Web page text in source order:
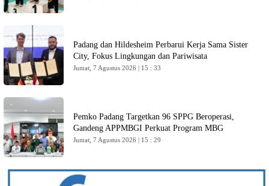
Padang dan Hildesheim Perbarui Kerja Sama Sister
City, Fokus Lingkungan dan Pariwisata
Jumat, 7 Agustus 2026 | 15 : 33
Pemko Padang Targetkan 96 SPPG Beroperasi,
Gandeng APPMBGI Perkuat Program MBG
Jumat, 7 Agustus 2026 | 15 : 29